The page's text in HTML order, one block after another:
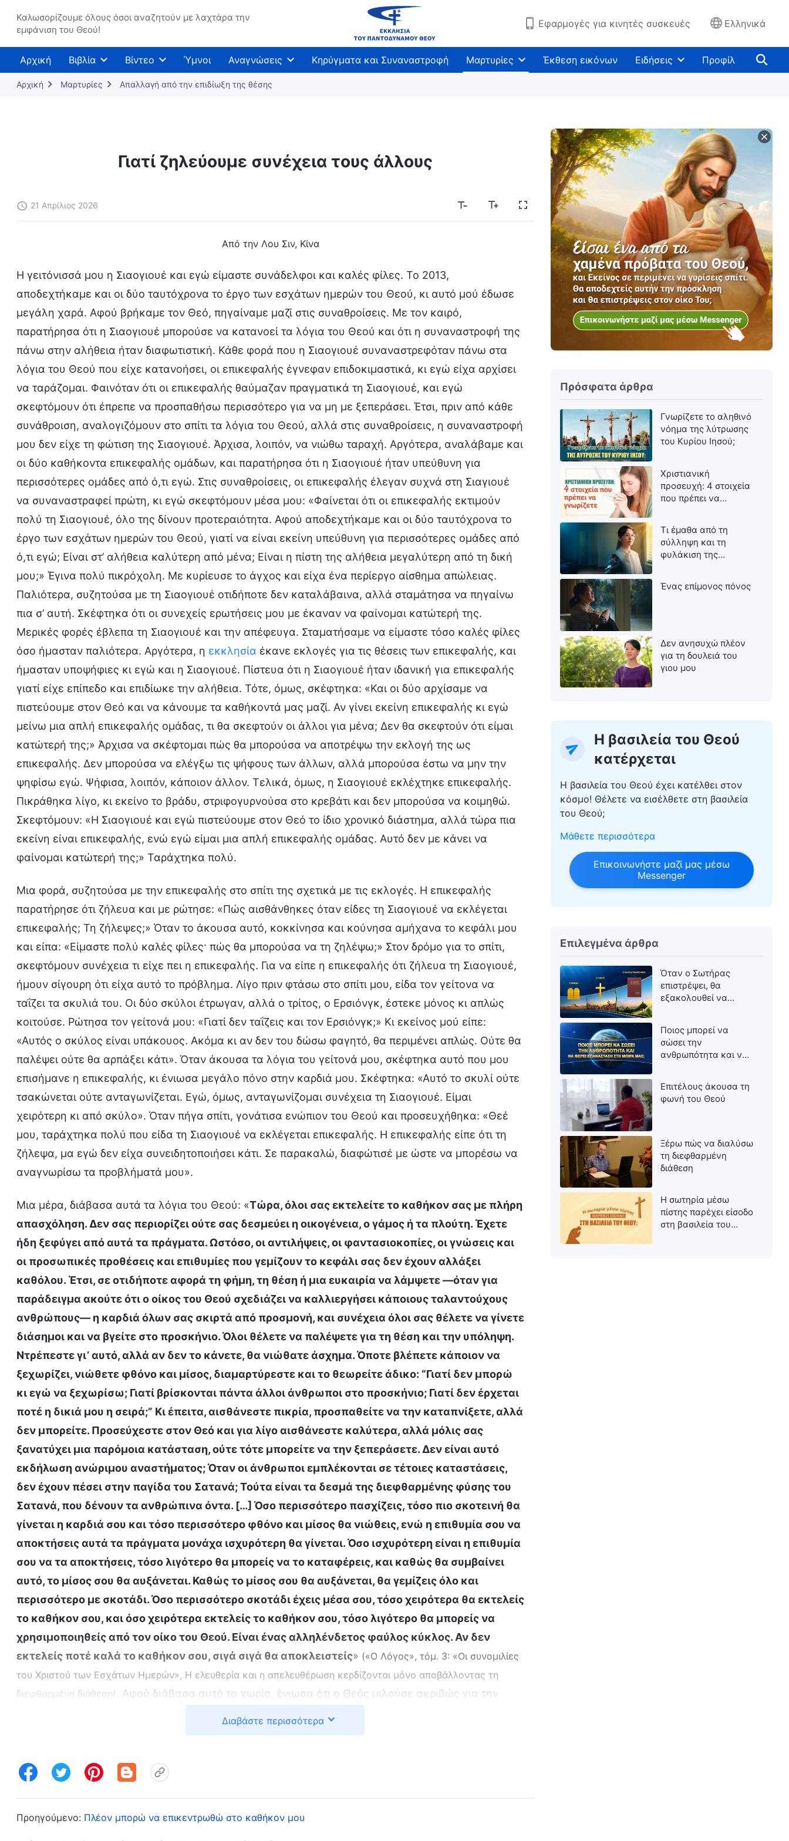
Καλωσορίζουμε όλους όσοι αναζητούν με λαχτάρα την
εμφάνιση του Θεού!
Εφαρμογές για κινητές συσκευές Ελληνικά
Αρχική Βιβλία Βίντεο Ύμνοι Αναγνώσεις Κηρύγματα και Συναναστροφή Μαρτυρίες Έκθεση εικόνων Ειδήσεις Προφίλ
Αρχική Μαρτυρίες Απαλλαγή από την επιδίωξη της θέσης
Γιατί ζηλεύουμε συνέχεια τους άλλους
21 Απρίλιος 2026
Από την Λου Σιν, Κίνα
Η γειτόνισσά μου η Σιαογιουέ και εγώ είμαστε συνάδελφοι και καλές φίλες. Το 2013,
αποδεχτήκαμε και οι δύο ταυτόχρονα το έργο των εσχάτων ημερών του Θεού, κι αυτό μού έδωσε
μεγάλη χαρά. Αφού βρήκαμε τον Θεό, πηγαίναμε μαζί στις συναθροίσεις. Με τον καιρό,
παρατήρησα ότι η Σιαογιουέ μπορούσε να κατανοεί τα λόγια του Θεού και ότι η συναναστροφή της
πάνω στην αλήθεια ήταν διαφωτιστική. Κάθε φορά που η Σιαογιουέ συναναστρεφόταν πάνω στα
λόγια του Θεού που είχε κατανοήσει, οι επικεφαλής έγνεφαν επιδοκιμαστικά, κι εγώ είχα αρχίσει
να ταράζομαι. Φαινόταν ότι οι επικεφαλής θαύμαζαν πραγματικά τη Σιαογιουέ, και εγώ
σκεφτόμουν ότι έπρεπε να προσπαθήσω περισσότερο για να μη με ξεπεράσει. Έτσι, πριν από κάθε
συνάθροιση, αναλογιζόμουν στο σπίτι τα λόγια του Θεού, αλλά στις συναθροίσεις, η συναναστροφή
μου δεν είχε τη φώτιση της Σιαογιουέ. Άρχισα, λοιπόν, να νιώθω ταραχή. Αργότερα, αναλάβαμε και
οι δύο καθήκοντα επικεφαλής ομάδων, και παρατήρησα ότι η Σιαογιουέ ήταν υπεύθυνη για
περισσότερες ομάδες από ό,τι εγώ. Στις συναθροίσεις, οι επικεφαλής έλεγαν συχνά στη Σιαγιουέ
να συναναστραφεί πρώτη, κι εγώ σκεφτόμουν μέσα μου: «Φαίνεται ότι οι επικεφαλής εκτιμούν
πολύ τη Σιαογιουέ, όλο της δίνουν προτεραιότητα. Αφού αποδεχτήκαμε και οι δύο ταυτόχρονα το
έργο των εσχάτων ημερών του Θεού, γιατί να είναι εκείνη υπεύθυνη για περισσότερες ομάδες από
ό,τι εγώ; Είναι στ’ αλήθεια καλύτερη από μένα; Είναι η πίστη της αλήθεια μεγαλύτερη από τη δική
μου;» Έγινα πολύ πικρόχολη. Με κυρίευσε το άγχος και είχα ένα περίεργο αίσθημα απώλειας.
Παλιότερα, συζητούσα με τη Σιαογιουέ οτιδήποτε δεν καταλάβαινα, αλλά σταμάτησα να πηγαίνω
πια σ’ αυτή. Σκέφτηκα ότι οι συνεχείς ερωτήσεις μου με έκαναν να φαίνομαι κατώτερή της.
Μερικές φορές έβλεπα τη Σιαογιουέ και την απέφευγα. Σταματήσαμε να είμαστε τόσο καλές φίλες
όσο ήμασταν παλιότερα. Αργότερα, η εκκλησία έκανε εκλογές για τις θέσεις των επικεφαλής, και
ήμασταν υποψήφιες κι εγώ και η Σιαογιουέ. Πίστευα ότι η Σιαογιουέ ήταν ιδανική για επικεφαλής
γιατί είχε επίπεδο και επιδίωκε την αλήθεια. Τότε, όμως, σκέφτηκα: «Και οι δύο αρχίσαμε να
πιστεύουμε στον Θεό και να κάνουμε τα καθήκοντά μας μαζί. Αν γίνει εκείνη επικεφαλής κι εγώ
μείνω μια απλή επικεφαλής ομάδας, τι θα σκεφτούν οι άλλοι για μένα; Δεν θα σκεφτούν ότι είμαι
κατώτερή της;» Άρχισα να σκέφτομαι πώς θα μπορούσα να αποτρέψω την εκλογή της ως
επικεφαλής. Δεν μπορούσα να ελέγξω τις ψήφους των άλλων, αλλά μπορούσα έστω να μην την
ψηφίσω εγώ. Ψήφισα, λοιπόν, κάποιον άλλον. Τελικά, όμως, η Σιαογιουέ εκλέχτηκε επικεφαλής.
Πικράθηκα λίγο, κι εκείνο το βράδυ, στριφογυρνούσα στο κρεβάτι και δεν μπορούσα να κοιμηθώ.
Σκεφτόμουν: «Η Σιαογιουέ και εγώ πιστεύουμε στον Θεό το ίδιο χρονικό διάστημα, αλλά τώρα πια
εκείνη είναι επικεφαλής, ενώ εγώ είμαι μια απλή επικεφαλής ομάδας. Αυτό δεν με κάνει να
φαίνομαι κατώτερή της;» Ταράχτηκα πολύ.
Μια φορά, συζητούσα με την επικεφαλής στο σπίτι της σχετικά με τις εκλογές. Η επικεφαλής
παρατήρησε ότι ζήλευα και με ρώτησε: «Πώς αισθάνθηκες όταν είδες τη Σιαογιουέ να εκλέγεται
επικεφαλής; Τη ζήλεψες;» Όταν το άκουσα αυτό, κοκκίνησα και κούνησα αμήχανα το κεφάλι μου
και είπα: «Είμαστε πολύ καλές φίλες· πώς θα μπορούσα να τη ζηλέψω;» Στον δρόμο για το σπίτι,
σκεφτόμουν συνέχεια τι είχε πει η επικεφαλής. Για να είπε η επικεφαλής ότι ζήλευα τη Σιαογιουέ,
ήμουν σίγουρη ότι είχα αυτό το πρόβλημα. Λίγο πριν φτάσω στο σπίτι μου, είδα τον γείτονα να
ταΐζει τα σκυλιά του. Οι δύο σκύλοι έτρωγαν, αλλά ο τρίτος, ο Ερσιόνγκ, έστεκε μόνος κι απλώς
κοιτούσε. Ρώτησα τον γείτονά μου: «Γιατί δεν ταΐζεις και τον Ερσιόνγκ;» Κι εκείνος μού είπε:
«Αυτός ο σκύλος είναι υπάκουος. Ακόμα κι αν δεν του δώσω φαγητό, θα περιμένει απλώς. Ούτε θα
παλέψει ούτε θα αρπάξει κάτι». Όταν άκουσα τα λόγια του γείτονά μου, σκέφτηκα αυτό που μου
επισήμανε η επικεφαλής, κι ένιωσα μεγάλο πόνο στην καρδιά μου. Σκέφτηκα: «Αυτό το σκυλί ούτε
τσακώνεται ούτε ανταγωνίζεται. Εγώ, όμως, ανταγωνίζομαι συνέχεια τη Σιαογιουέ. Είμαι
χειρότερη κι από σκύλο». Όταν πήγα σπίτι, γονάτισα ενώπιον του Θεού και προσευχήθηκα: «Θεέ
μου, ταράχτηκα πολύ που είδα τη Σιαογιουέ να εκλέγεται επικεφαλής. Η επικεφαλής είπε ότι τη
ζήλεψα, μα εγώ δεν είχα συνειδητοποιήσει κάτι. Σε παρακαλώ, διαφώτισέ με ώστε να μπορέσω να
αναγνωρίσω τα προβλήματά μου».
Μια μέρα, διάβασα αυτά τα λόγια του Θεού: «Τώρα, όλοι σας εκτελείτε το καθήκον σας με πλήρη
απασχόληση. Δεν σας περιορίζει ούτε σας δεσμεύει η οικογένεια, ο γάμος ή τα πλούτη. Έχετε
ήδη ξεφύγει από αυτά τα πράγματα. Ωστόσο, οι αντιλήψεις, οι φαντασιοκοπίες, οι γνώσεις και
οι προσωπικές προθέσεις και επιθυμίες που γεμίζουν το κεφάλι σας δεν έχουν αλλάξει
καθόλου. Έτσι, σε οτιδήποτε αφορά τη φήμη, τη θέση ή μια ευκαιρία να λάμψετε —όταν για
παράδειγμα ακούτε ότι ο οίκος του Θεού σχεδιάζει να καλλιεργήσει κάποιους ταλαντούχους
ανθρώπους— η καρδιά όλων σας σκιρτά από προσμονή, και συνέχεια όλοι σας θέλετε να γίνετε
διάσημοι και να βγείτε στο προσκήνιο. Όλοι θέλετε να παλέψετε για τη θέση και την υπόληψη.
Ντρέπεστε γι’ αυτό, αλλά αν δεν το κάνετε, θα νιώθατε άσχημα. Όποτε βλέπετε κάποιον να
ξεχωρίζει, νιώθετε φθόνο και μίσος, διαμαρτύρεστε και το θεωρείτε άδικο: “Γιατί δεν μπορώ
κι εγώ να ξεχωρίσω; Γιατί βρίσκονται πάντα άλλοι άνθρωποι στο προσκήνιο; Γιατί δεν έρχεται
ποτέ η δικιά μου η σειρά;” Κι έπειτα, αισθάνεστε πικρία, προσπαθείτε να την καταπνίξετε, αλλά
δεν μπορείτε. Προσεύχεστε στον Θεό και για λίγο αισθάνεστε καλύτερα, αλλά μόλις σας
ξανατύχει μια παρόμοια κατάσταση, ούτε τότε μπορείτε να την ξεπεράσετε. Δεν είναι αυτό
εκδήλωση ανώριμου αναστήματος; Όταν οι άνθρωποι εμπλέκονται σε τέτοιες καταστάσεις,
δεν έχουν πέσει στην παγίδα του Σατανά; Τούτα είναι τα δεσμά της διεφθαρμένης φύσης του
Σατανά, που δένουν τα ανθρώπινα όντα. […] Όσο περισσότερο πασχίζεις, τόσο πιο σκοτεινή θα
γίνεται η καρδιά σου και τόσο περισσότερο φθόνο και μίσος θα νιώθεις, ενώ η επιθυμία σου να
αποκτήσεις αυτά τα πράγματα μονάχα ισχυρότερη θα γίνεται. Όσο ισχυρότερη είναι η επιθυμία
σου να τα αποκτήσεις, τόσο λιγότερο θα μπορείς να το καταφέρεις, και καθώς θα συμβαίνει
αυτό, το μίσος σου θα αυξάνεται. Καθώς το μίσος σου θα αυξάνεται, θα γεμίζεις όλο και
περισσότερο με σκοτάδι. Όσο περισσότερο σκοτάδι έχεις μέσα σου, τόσο χειρότερα θα εκτελείς
το καθήκον σου, και όσο χειρότερα εκτελείς το καθήκον σου, τόσο λιγότερο θα μπορείς να
χρησιμοποιηθείς από τον οίκο του Θεού. Είναι ένας αλληλένδετος φαύλος κύκλος. Αν δεν
εκτελείς ποτέ καλά το καθήκον σου, σιγά σιγά θα αποκλειστείς» («Ο Λόγος», τόμ. 3: «Οι συνομιλίες
του Χριστού των Εσχάτων Ημερών», Η ελευθερία και η απελευθέρωση κερδίζονται μόνο αποβάλλοντας τη
διεφθαρμένη διάθεση)
. Αφού διάβασα αυτό το χωρίο, ένιωσα ότι ο Θεός μιλούσε ακριβώς για την
καταλάβαινε τα λόγια του Θεού καλύτερα από εμένα και ότι έγινε υπεύθυνη για τις συναθροίσεις
αλλά όταν είδα ότι ήταν καλύτερη από εμένα σε όλα, θύμωσα και δεν ήθελα να τη βλέπω πια.
Διαβάστε περισσότερα
Προηγούμενο: Πλέον μπορώ να επικεντρωθώ στο καθήκον μου
Πρόσφατα άρθρα
Γνωρίζετε το αληθινό
νόημα της λύτρωσης
του Κυρίου Ιησού;
Χριστιανική
προσευχή: 4 στοιχεία
που πρέπει να
Τι έμαθα από τη
σύλληψη και τη
φυλάκιση της
Ένας επίμονος πόνος
Δεν ανησυχώ πλέον
για τη δουλειά του
γιου μου
Η βασιλεία του Θεού
κατέρχεται
Η βασιλεία του Θεού έχει κατέλθει στον
κόσμο! Θέλετε να εισέλθετε στη βασιλεία
του Θεού;
Μάθετε περισσότερα
Επικοινωνήστε μαζί μας μέσω
Messenger
Επιλεγμένα άρθρα
Όταν ο Σωτήρας
επιστρέψει, θα
εξακολουθεί να
Ποιος μπορεί να
σώσει την
ανθρωπότητα και να
Επιτέλους άκουσα τη
φωνή του Θεού
Ξέρω πώς να διαλύσω
τη διεφθαρμένη
διάθεση
Η σωτηρία μέσω
πίστης παρέχει είσοδο
στη βασιλεία του